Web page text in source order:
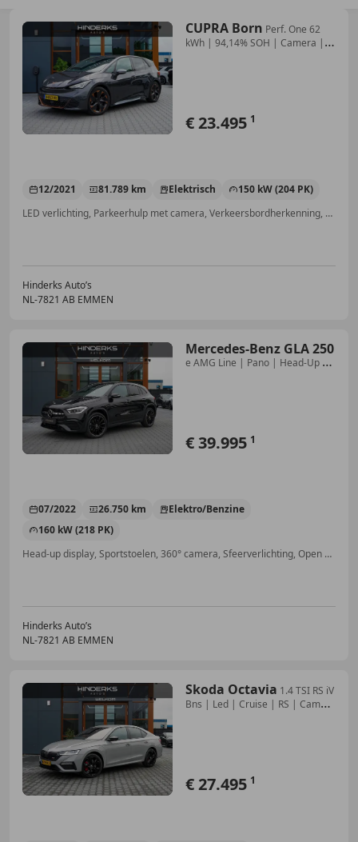
CUPRA Born Perf. One 62
kWh | 94,14% SOH | Camera |
€ 23.495 1
12/2021 81.789 km Elektrisch
150 kW (204 PK)
LED verlichting, Parkeerhulp met camera, Verkeersbordherkenning, Stuurwielverwarming, Massagestoelen, Elektrische stoelverstelling, Apple CarPlay, Stoelverwarming
Hinderks Auto’s
NL-7821 AB EMMEN
Mercedes-Benz GLA 250
e AMG Line | Pano | Head-Up |
€ 39.995 1
07/2022 26.750 km
Elektro/Benzine
160 kW (218 PK)
Head-up display, Sportstoelen, 360° camera, Sfeerverlichting, Open dak, ABS, Airbag bestuurder, Getinte ramen
Hinderks Auto’s
NL-7821 AB EMMEN
Skoda Octavia 1.4 TSI RS iV
Bns | Led | Cruise | RS | Camera
€ 27.495 1